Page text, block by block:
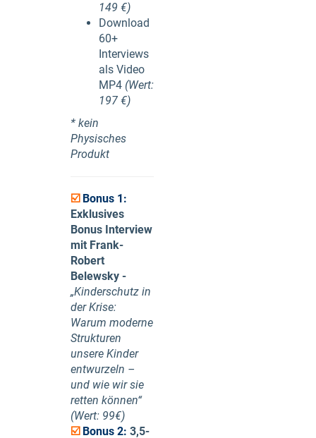
149 €)
Download
60+
Interviews
als Video
MP4 (Wert:
197 €)
* kein
Physisches
Produkt
☑️ Bonus 1:
Exklusives
Bonus Interview
mit Frank-
Robert
Belewsky -
„Kinderschutz in
der Krise:
Warum moderne
Strukturen
unsere Kinder
entwurzeln –
und wie wir sie
retten können“
(Wert: 99€)
☑️ Bonus 2: 3,5-